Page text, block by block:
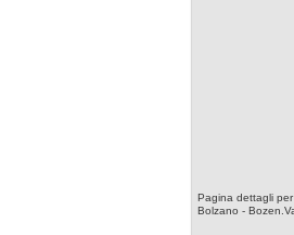
Pagina dettagli
Bolzano -